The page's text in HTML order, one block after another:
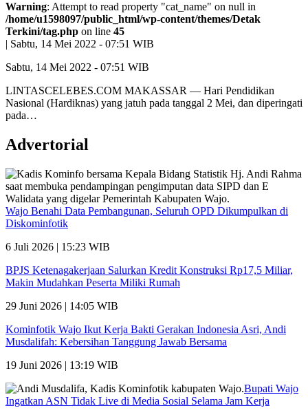
Warning: Attempt to read property "cat_name" on null in
/home/u1598097/public_html/wp-content/themes/Detak
Terkini/tag.php on line 45
| Sabtu, 14 Mei 2022 - 07:51 WIB
Sabtu, 14 Mei 2022 - 07:51 WIB
LINTASCELEBES.COM MAKASSAR — Hari Pendidikan
Nasional (Hardiknas) yang jatuh pada tanggal 2 Mei, dan diperingati
pada…
Advertorial
Wajo Benahi Data Pembangunan, Seluruh OPD Dikumpulkan di
Diskominfotik
6 Juli 2026 | 15:23 WIB
BPJS Ketenagakerjaan Salurkan Kredit Konstruksi Rp17,5 Miliar,
Makin Mudahkan Peserta Miliki Rumah
29 Juni 2026 | 14:05 WIB
Kominfotik Wajo Ikut Kerja Bakti Gerakan Indonesia Asri, Andi
Musdalifah: Kebersihan Tanggung Jawab Bersama
19 Juni 2026 | 13:19 WIB
Bupati Wajo
Ingatkan ASN Tidak Live di Media Sosial Selama Jam Kerja